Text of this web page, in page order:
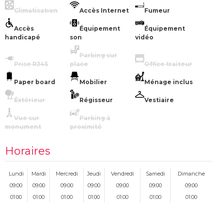
Climatisation Accès Internet Fumeur
Accès
handicapé
Équipement
son
Équipement
vidéo
Prise RJ45
Parking sur
place
Office traiteur
Paper board Mobilier Ménage inclus
Éxtérieur Régisseur Vestiaire
Vue sur
monument
Parking à
proximité
Horaires
Lundi Mardi Mercredi Jeudi Vendredi Samedi
Dimanche
09:00
09:00 09:00 09:00 09:00 09:00
09:00
01:00
01:00 01:00 01:00 01:00 01:00 01:00